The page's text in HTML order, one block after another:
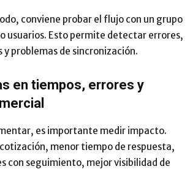
conviene probar el flujo con un grupo
usuarios. Esto permite detectar errores,
y problemas de sincronización.
en tiempos, errores y
es importante medir impacto.
menor tiempo de respuesta,
con seguimiento, mejor visibilidad de